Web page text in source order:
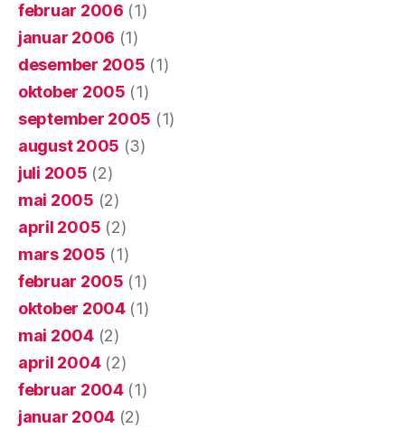
februar 2006 (1)
januar 2006 (1)
desember 2005 (1)
oktober 2005 (1)
september 2005 (1)
august 2005 (3)
juli 2005 (2)
mai 2005 (2)
april 2005 (2)
mars 2005 (1)
februar 2005 (1)
oktober 2004(1)
mai 2004(2)
april 2004(2)
februar 2004(1)
januar 2004 (2)